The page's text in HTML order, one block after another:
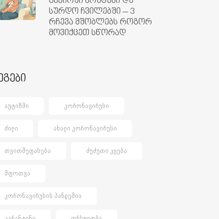
სურდო ჩვილებში – 3
რჩევა მშობლებს როგორ
მოვიქცეთ სწორად
ᲐᲣᲢᲘᲖᲛᲘ ᲙᲝᲠᲝᲜᲐᲕᲘᲠᲣᲡᲘ
ᲫᲘᲚᲘ ᲐᲮᲐᲚᲘ ᲙᲝᲠᲝᲜᲐᲕᲘᲠᲣᲡᲘ
ᲗᲕᲘᲗᲨᲔᲤᲐᲡᲔᲑᲐ ᲫᲣᲫᲣᲗᲘ ᲙᲕᲔᲑᲐ
ᲨᲤᲝᲗᲕᲐ
ᲙᲝᲠᲝᲜᲐᲕᲘᲠᲣᲡᲘᲡ ᲞᲐᲜᲓᲔᲛᲘᲐ